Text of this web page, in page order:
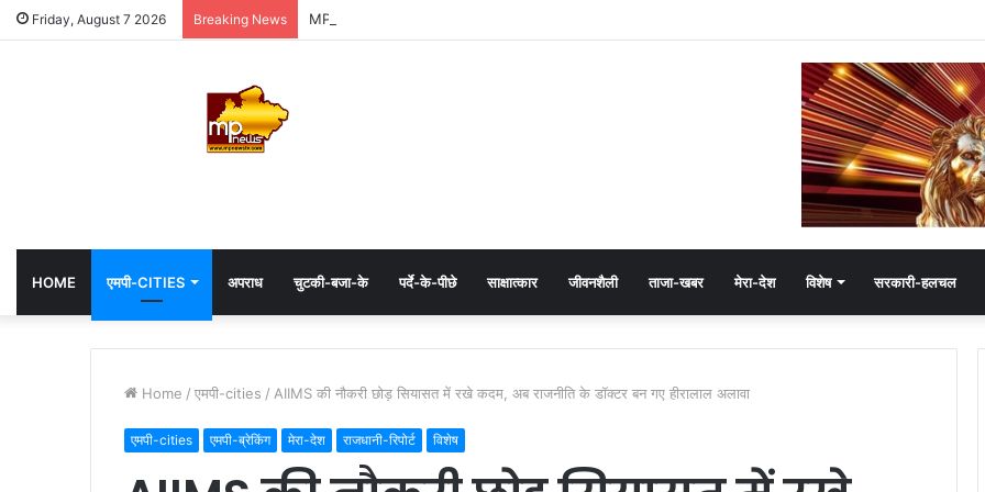
Friday, August 7 2026 Breaking News MP: महाकाल के दरबार में अध्यक्ष हेमंत खंडेलवाल, BJP की मजबूती का मांगा आशीर्वाद
HOME एमपी-CITIES अपराध चुटकी-बजा-के पर्दे-के-पीछे साक्षात्कार जीवनशैली ताजा-खबर मेरा-देश विशेष सरकारी-हलचल
Home / एमपी-cities / AIIMS की नौकरी छोड़ सियासत में रखे कदम, अब राजनीति के डॉक्टर बन गए हीरालाल अलावा
एमपी-cities एमपी-ब्रेकिंग मेरा-देश राजधानी-रिपोर्ट विशेष